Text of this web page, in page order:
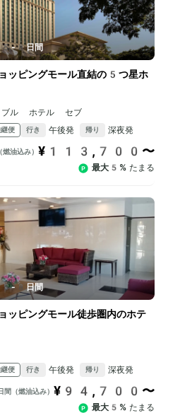
8日間
ッピングモール直結の5つ星ホ
ブル ホテル セブ
便 行き 午後発 帰り 深夜発
油込み） ¥113,700〜
最大5% たまる
8日間
ッピングモール徒歩圏内のホテ
便 行き 午後発 帰り 深夜発
（燃油込み） ¥94,700〜
最大5% たまる